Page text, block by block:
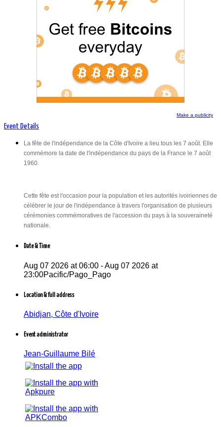
La fête de l'indépendance de la Côte d'Ivoire a lieu tous les 7 août.
Elle commémore la date de l'indépendance du pays de la France
Cette fête est l'occasion pour la population et les autorités
l'organisation de plusieurs cérémonies commémoratives de
l'accession du pays à la souveraineté nationale.
Make a publicity
Event Details
La fête de l'indépendance de la Côte d'Ivoire a lieu tous les 7 août. Elle
commémore la date de l'indépendance du pays de la France le 7 août
1960.
Cette fête est l'occasion pour la population et les autorités ivoiriennes de
célébrer le jour de l'indépendance à travers l'organisation de plusieurs
cérémonies commémoratives de l'accession du pays à la souveraineté
nationale.
Date & Time
Aug 07 2026 at 06:00 - Aug 07 2026 at
23:00Pacific/Pago_Pago
Location & full address
Abidjan, Côte d'Ivoire
Event administrator
Jean-Guillaume Bilé